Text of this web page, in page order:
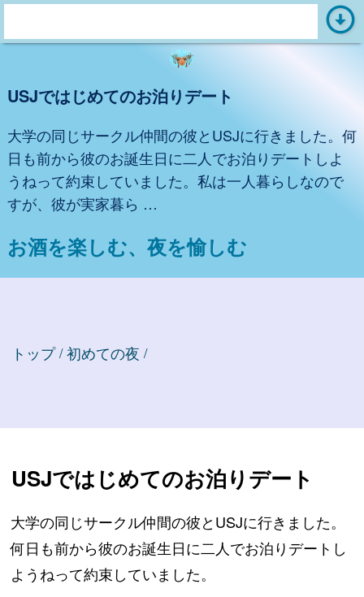
USJではじめてのお泊りデート
大学の同じサークル仲間の彼とUSJに行きました。何
日も前から彼のお誕生日に二人でお泊りデートしよ
うねって約束していました。私は一人暮らしなので
すが、彼が実家暮ら …
お酒を楽しむ、夜を愉しむ
USJではじめてのお泊りデート
大学の同じサークル仲間の彼とUSJに行きました。
何日も前から彼のお誕生日に二人でお泊りデートし
ようねって約束していました。
e
r
h
arrow_circle_down
トップ / 初めての夜 /